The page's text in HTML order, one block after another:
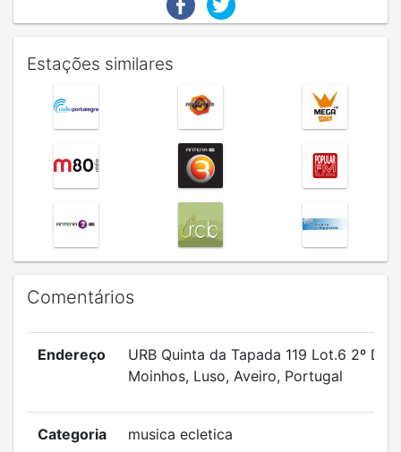
Estações similares
Comentários
Endereço
URB Quinta da Tapada 119 Lot.6 2º
Moinhos, Luso, Aveiro, Portugal
Categoria musica ecletica